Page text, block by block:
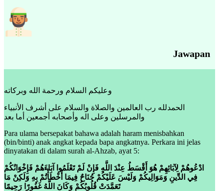
Jawapan
وعليكم السلام ورحمة الله وبركاته
الحمدلله رب العالمين والصلاة والسلام على أشرف الأنبياء
والمرسلين وعلى اله وأصحابه أجمعين أما بعد
Para ulama bersepakat bahawa adalah haram menisbahkan
(bin/binti) anak angkat kepada bapa angkatnya. Perkara ini jelas
dinyatakan di dalam surah al-Ahzab, ayat 5:
ادْعُوهُمْ لِآبَائِهِمْ هُوَ أَقْسَطُ عِنْدَ اللَّهِ فَإِنْ لَمْ تَعْلَمُوا آبَاءَهُمْ فَإِخْوَانُكُمْ
فِي الدِّينِ وَمَوَالِيكُمْ وَلَيْسَ عَلَيْكُمْ جُنَاحٌ فِيمَا أَخْطَأْتُمْ بِهِ وَلَكِنْ مَا
تَعَمَّدَتْ قُلُوبُكُمْ وَكَانَ اللَّهُ غَفُورًا رَحِيمًا